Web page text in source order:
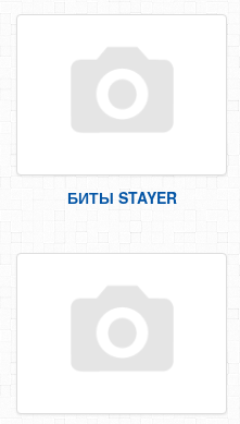
БИТЫ STAYER